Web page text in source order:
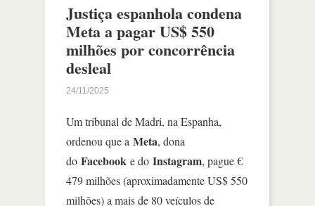
Justiça espanhola condena
Meta a pagar US$ 550
milhões por concorrência
desleal
24/11/2025
Um tribunal de Madri, na Espanha,
ordenou que a Meta, dona
do Facebook e do Instagram, pague €
479 milhões (aproximadamente US$ 550
milhões) a mais de 80 veículos de